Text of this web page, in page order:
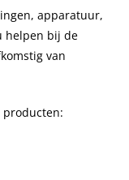
apparatuur,
helpen bij de
van
producten: